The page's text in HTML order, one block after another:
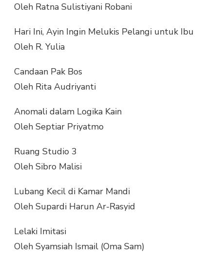
Oleh Ratna Sulistiyani Robani
Hari Ini, Ayin Ingin Melukis Pelangi untuk Ibu
Oleh R. Yulia
Candaan Pak Bos
Oleh Rita Audriyanti
Anomali dalam Logika Kain
Oleh Septiar Priyatmo
Ruang Studio 3
Oleh Sibro Malisi
Lubang Kecil di Kamar Mandi
Oleh Supardi Harun Ar-Rasyid
Lelaki Imitasi
Oleh Syamsiah Ismail (Oma Sam)